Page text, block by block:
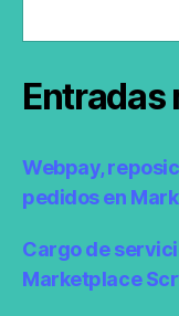
Entradas
Webpay,
pedidos en
Cargo de
Marketplace